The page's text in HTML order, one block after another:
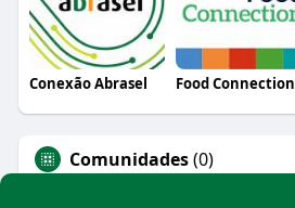
Conexão Abrasel Food Connection
Comunidades(0)